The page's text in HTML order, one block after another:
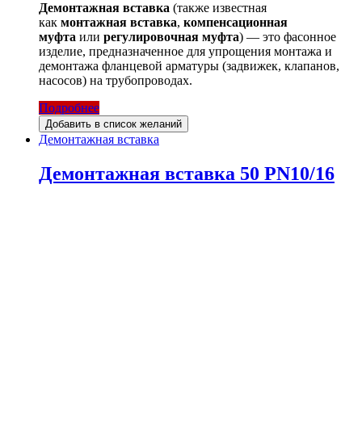
Демонтажная вставка (также известная
как монтажная вставка, компенсационная
муфта или регулировочная муфта) — это фасонное
изделие, предназначенное для упрощения монтажа и
демонтажа фланцевой арматуры (задвижек, клапанов,
насосов) на трубопроводах.
Подробнее
Добавить в список желаний
Демонтажная вставка
Демонтажная вставка 50 PN10/16